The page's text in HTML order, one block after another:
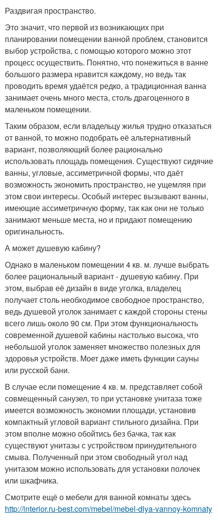
Раздвигая пространство.
Это значит, что первой из возникающих при
планировании помещении ванной проблем, становится
выбор устройства, с помощью которого можно этот
процесс осуществить. Понятно, что понежиться в ванне
большого размера нравится каждому, но ведь так
проводить время удаётся редко, а традиционная ванна
занимает очень много места, столь драгоценного в
маленьком помещении.
Таким образом, если владельцу жилья трудно отказаться
от ванной, то можно подобрать её альтернативный
вариант, позволяющий более рационально
использовать площадь помещения. Существуют сидячие
ванны, угловые, ассиметричной формы, что даёт
возможность экономить пространство, не ущемляя при
этом свои интересы. Особый интерес вызывают ванны,
имеющие ассиметричную форму, так как они не только
занимают меньше места, но и придают помещению
оригинальность.
А может душевую кабину?
Однако в маленьком помещении 4 кв. м. лучше выбрать
более рациональный вариант - душевую кабину. При
этом, выбрав её дизайн в виде уголка, владелец
получает столь необходимое свободное пространство,
ведь душевой уголок занимает с каждой стороны стены
всего лишь около 90 см. При этом функциональность
современной душевой кабины настолько высока, что
небольшой уголок заменяет множество полезных для
здоровья устройств. Моет даже иметь функции сауны
или русской бани.
В случае если помещение 4 кв. м. представляет собой
совмещенный санузел, то при установке унитаза тоже
имеется возможность экономии площади, установив
компактный угловой вариант стильного дизайна. При
этом вполне можно обойтись без бачка, так как
существуют унитазы с устройством принудительного
смыва. Полученный при этом свободный угол над
унитазом можно использовать для установки полочек
или шкафчика.
Смотрите ещё о мебели для ванной комнаты здесь
http://interior.ru-best.com/mebel/mebel-dlya-vannoy-komnaty